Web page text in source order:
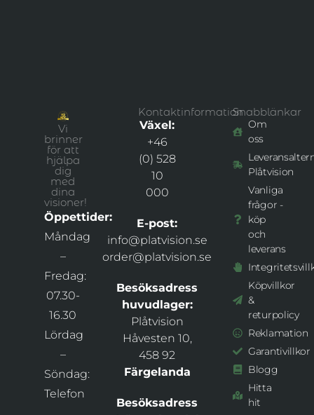
Vi
brinner
för att
hjälpa
dig
med
dina
visioner!
Öppettider:
Måndag
–
Fredag:
07.30-
16.30
Lördag
–
Söndag:
Telefon
Kontaktinformation
Växel:
+46
(0) 528
10
000
E-post:
info@platvision.se
order@platvision.se
Besöksadress
huvudlager:
Plåtvision
Håvesten 10,
458 92
Färgelanda
Besöksadress
Snabblänkar
Om
oss
Plåtvision
Vanliga
frågor -
köp
och
leverans
Köpvillkor
&
returpolicy
Reklamation
Garantivillkor
Blogg
Hitta
hit